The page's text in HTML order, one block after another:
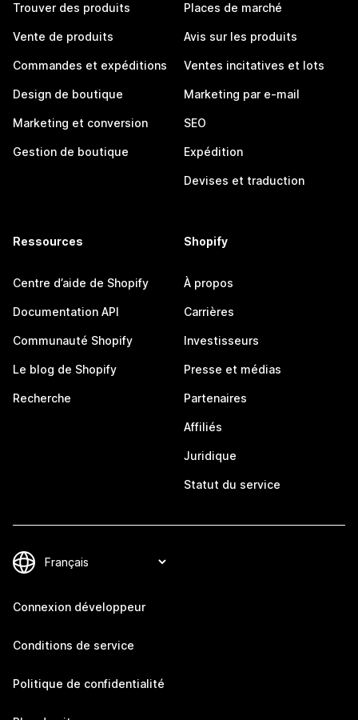
Trouver des produits
Vente de produits
Commandes et expéditions
Design de boutique
Marketing et conversion
Gestion de boutique
Places de marché
Avis sur les produits
Ventes incitatives et lots
Marketing par e-mail
SEO
Expédition
Devises et traduction
Ressources
Centre d’aide de Shopify
Documentation API
Communauté Shopify
Le blog de Shopify
Recherche
Shopify
À propos
Carrières
Investisseurs
Presse et médias
Partenaires
Affiliés
Juridique
Statut du service
Connexion développeur
Conditions de service
Politique de confidentialité